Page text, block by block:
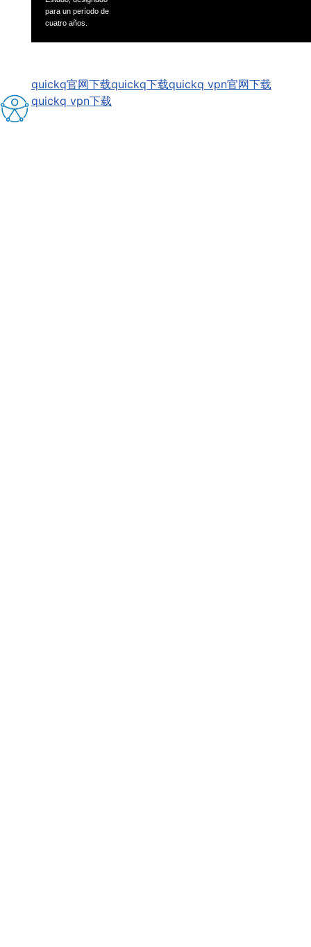
para un período de
cuatro años.
quickq官网下载quickq下载quickq vpn官网下载
quickq vpn下载